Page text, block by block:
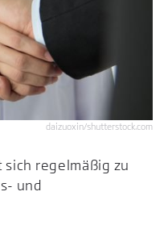
daizuoxin/shutterstock.com
sich regelmäßig zu
und